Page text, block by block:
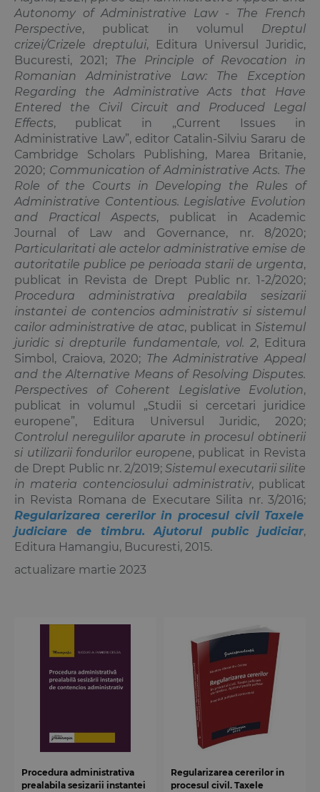
Autonomy of Administrative Law - The French
Perspective, publicat in volumul Dreptul
crizei/Crizele dreptului, Editura Universul Juridic,
Bucuresti, 2021; The Principle of Revocation in
Romanian Administrative Law: The Exception
Regarding the Administrative Acts that Have
Entered the Civil Circuit and Produced Legal
Effects, publicat in „Current Issues in
Administrative Law”, editor Catalin-Silviu Sararu de
Cambridge Scholars Publishing, Marea Britanie,
2020; Communication of Administrative Acts. The
Role of the Courts in Developing the Rules of
Administrative Contentious. Legislative Evolution
and Practical Aspects, publicat in Academic
Journal of Law and Governance, nr. 8/2020;
Particularitati ale actelor administrative emise de
autoritatile publice pe perioada starii de urgenta,
publicat in Revista de Drept Public nr. 1-2/2020;
Procedura administrativa prealabila sesizarii
instantei de contencios administrativ si sistemul
cailor administrative de atac, publicat in Sistemul
juridic si drepturile fundamentale, vol. 2, Editura
Simbol, Craiova, 2020; The Administrative Appeal
and the Alternative Means of Resolving Disputes.
Perspectives of Coherent Legislative Evolution,
publicat in volumul „Studii si cercetari juridice
europene”, Editura Universul Juridic, 2020;
Controlul neregulilor aparute in procesul obtinerii
si utilizarii fondurilor europene, publicat in Revista
de Drept Public nr. 2/2019; Sistemul executarii silite
in materia contenciosului administrativ, publicat
in Revista Romana de Executare Silita nr. 3/2016;
Regularizarea cererilor in procesul civil Taxele
judiciare de timbru. Ajutorul public judiciar,
Editura Hamangiu, Bucuresti, 2015.
actualizare martie 2023
Procedura administrativa
prealabila sesizarii instantei
Regularizarea cererilor in
procesul civil. Taxele